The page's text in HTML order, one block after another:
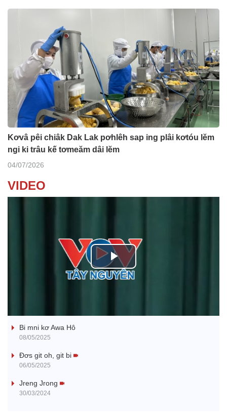
Kơvâ pêi chiâk Dak Lak pơhlêh sap ing plâi kơtóu lĕm
ngi ki trâu kế tơmeăm dâi lĕm
04/07/2026
VIDEO
P
a
Bi mni kơ Awa Hô
08/05/2025
Đơs git oh, git bi
06/05/2025
Jreng Jrong
30/03/2024